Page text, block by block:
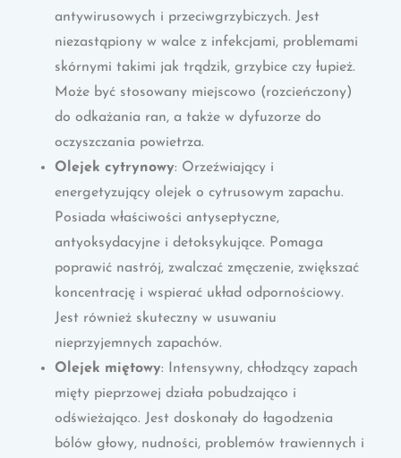
antywirusowych i przeciwgrzybiczych. Jest
niezastąpiony w walce z infekcjami, problemami
skórnymi takimi jak trądzik, grzybice czy łupież.
Może być stosowany miejscowo (rozcieńczony)
do odkażania ran, a także w dyfuzorze do
oczyszczania powietrza.
Olejek cytrynowy: Orzeźwiający i
energetyzujący olejek o cytrusowym zapachu.
Posiada właściwości antyseptyczne,
antyoksydacyjne i detoksykujące. Pomaga
poprawić nastrój, zwalczać zmęczenie, zwiększać
koncentrację i wspierać układ odpornościowy.
Jest również skuteczny w usuwaniu
nieprzyjemnych zapachów.
Olejek miętowy: Intensywny, chłodzący zapach
mięty pieprzowej działa pobudzająco i
odświeżająco. Jest doskonały do łagodzenia
bólów głowy, nudności, problemów trawiennych i